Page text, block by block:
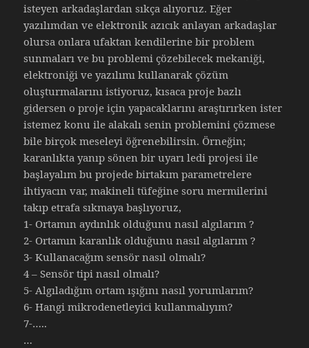
isteyen arkadaşlardan sıkça alıyoruz. Eğer
yazılımdan ve elektronik azıcık anlayan arkadaşlar
olursa onlara ufaktan kendilerine bir problem
sunmaları ve bu problemi çözebilecek mekaniği,
elektroniği ve yazılımı kullanarak çözüm
oluşturmalarını istiyoruz, kısaca proje bazlı
gidersen o proje için yapacaklarını araştırırken ister
istemez konu ile alakalı senin problemini çözmese
bile birçok meseleyi öğrenebilirsin. Örneğin;
karanlıkta yanıp sönen bir uyarı ledi projesi ile
başlayalım bu projede birtakım parametrelere
ihtiyacın var, makineli tüfeğine soru mermilerini
takıp etrafa sıkmaya başlıyoruz,
1- Ortamın aydınlık olduğunu nasıl algılarım ?
2- Ortamın karanlık olduğunu nasıl algılarım ?
3- Kullanacağım sensör nasıl olmalı?
4 – Sensör tipi nasıl olmalı?
5- Algıladığım ortam ışığını nasıl yorumlarım?
6- Hangi mikrodenetleyici kullanmalıyım?
7-…..
…